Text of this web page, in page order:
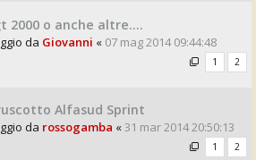
2000 o anche altre....
da Giovanni « 07 mag 2014 09:44:48
1 2
Alfasud Sprint
da rossogamba «31 mar 2014 20:50:13
1 2